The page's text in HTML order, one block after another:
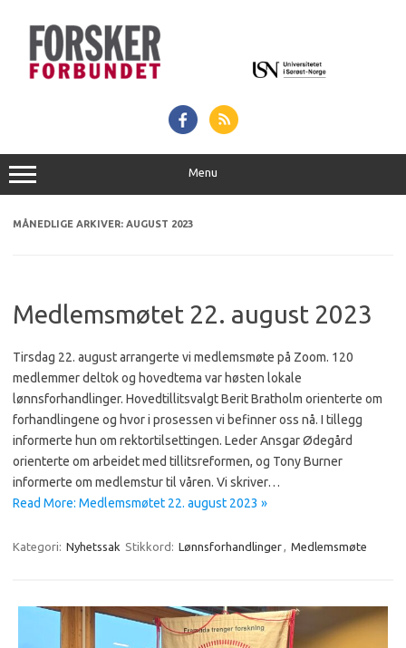
innhold
Menu
MÅNEDLIGE ARKIVER: AUGUST 2023
Medlemsmøtet 22. august 2023
Tirsdag 22. august arrangerte vi medlemsmøte på Zoom. 120
medlemmer deltok og hovedtema var høsten lokale
lønnsforhandlinger. Hovedtillitsvalgt Berit Bratholm orienterte om
forhandlingene og hvor i prosessen vi befinner oss nå. I tillegg
informerte hun om rektortilsettingen. Leder Ansgar Ødegård
orienterte om arbeidet med tillitsreformen, og Tony Burner
informerte om medlemstur til våren. Vi skriver…
Read More: Medlemsmøtet 22. august 2023 »
Kategori: Nyhetssak Stikkord: Lønnsforhandlinger, Medlemsmøte